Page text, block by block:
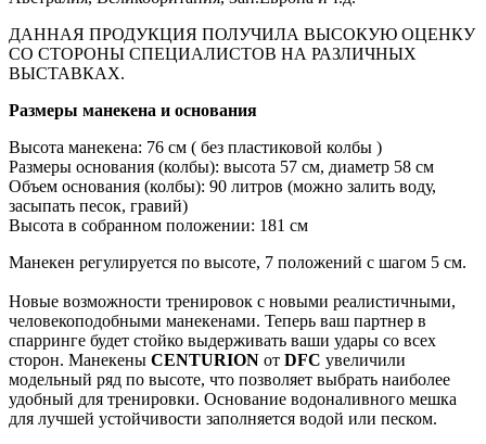
ДАННАЯ ПРОДУКЦИЯ ПОЛУЧИЛА ВЫСОКУЮ ОЦЕНКУ
СО СТОРОНЫ СПЕЦИАЛИСТОВ НА РАЗЛИЧНЫХ
ВЫСТАВКАХ.
Размеры манекена и основания
Высота манекена: 76 см ( без пластиковой колбы )
Размеры основания (колбы): высота 57 см, диаметр 58 см
Объем основания (колбы): 90 литров (можно залить воду,
засыпать песок, гравий)
Высота в собранном положении: 181 см
Манекен регулируется по высоте, 7 положений с шагом 5 см.
Новые возможности тренировок с новыми реалистичными,
человекоподобными манекенами. Теперь ваш партнер в
спарринге будет стойко выдерживать ваши удары со всех
сторон. Манекены CENTURION от DFC увеличили
модельный ряд по высоте, что позволяет выбрать наиболее
удобный для тренировки. Основание водоналивного мешка
для лучшей устойчивости заполняется водой или песком.